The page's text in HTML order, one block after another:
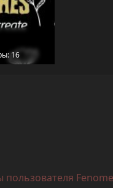
16
пользователя